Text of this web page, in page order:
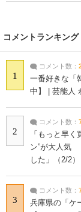
コメントランキング
1
コメント数：
一番好きな「
中】 | 芸能人
2
コメント数：
「もっと早
ン”が大人気
した」（2/2
3
コメント数：
兵庫県の「ケ